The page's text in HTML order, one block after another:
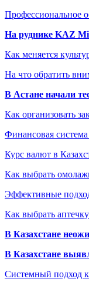
Профессиональное
На руднике KAZ
Как меняется
На что обратить
В Астане начали
Как организовать
Финансовая система
Курс валют в
Как выбрать
Эффективные
Как выбрать
В Казахстане
В Казахстане
Системный подход к